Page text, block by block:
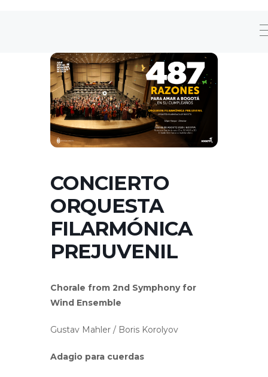
CONCIERTO
ORQUESTA
FILARMÓNICA
PREJUVENIL
Chorale from 2nd Symphony for
Wind Ensemble
Gustav Mahler / Boris Korolyov
Adagio para cuerdas